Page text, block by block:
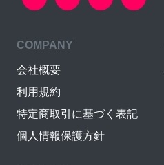
COMPANY
会社概要
利用規約
特定商取引に基づく表記
個人情報保護方針